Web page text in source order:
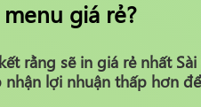
giá rẻ?
rằng sẽ in giá rẻ nhất Sài
lợi nhuận thấp hơn